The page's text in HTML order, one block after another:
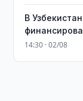
В
14:30 · 02/08